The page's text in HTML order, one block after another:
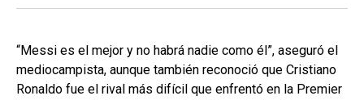
“Messi es el mejor y no habrá nadie como él”, aseguró el
mediocampista, aunque también reconoció que Cristiano
Ronaldo fue el rival más difícil que enfrentó en la Premier